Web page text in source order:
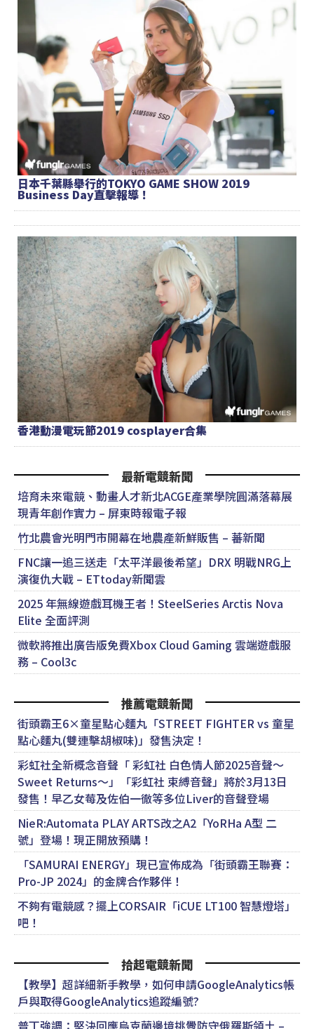
日本千葉縣舉行的TOKYO GAME SHOW 2019
Business Day直擊報導！
香港動漫電玩節2019 cosplayer合集
最新電競新聞
培育未來電競、動畫人才新北ACGE產業學院圓滿落幕展
現青年創作實力 – 屏東時報電子報
竹北農會光明門市開幕在地農產新鮮販售 – 蕃新聞
FNC讓一追三送走「太平洋最後希望」DRX 明戰NRG上
演復仇大戰 – ETtoday新聞雲
2025 年無線遊戲耳機王者！SteelSeries Arctis Nova
Elite 全面評測
微軟將推出廣告版免費Xbox Cloud Gaming 雲端遊戲服
務 – Cool3c
推薦電競新聞
街頭霸王6×童星點心麵丸「STREET FIGHTER vs 童星
點心麵丸(雙連擊胡椒味)」發售決定！
彩虹社全新概念音聲「 彩虹社 白色情人節2025音聲～
Sweet Returns～」「彩虹社 束縛音聲」將於3月13日
發售！早乙女莓及佐伯一徹等多位Liver的音聲登場
NieR:Automata PLAY ARTS改之A2「YoRHa A型 二
號」登場！現正開放預購！
「SAMURAI ENERGY」現已宣佈成為「街頭霸王聯賽：
Pro-JP 2024」的金牌合作夥伴！
不夠有電競感？擺上CORSAIR「iCUE LT100 智慧燈塔」
吧！
拾起電競新聞
【教學】超詳細新手教學，如何申請GoogleAnalytics帳
戶與取得GoogleAnalytics追蹤編號?